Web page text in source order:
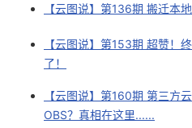
【云图说】第136期 搬迁本
【云图说】第153期 超赞！
了！
【云图说】第160期 第三方
OBS？真相在这里......